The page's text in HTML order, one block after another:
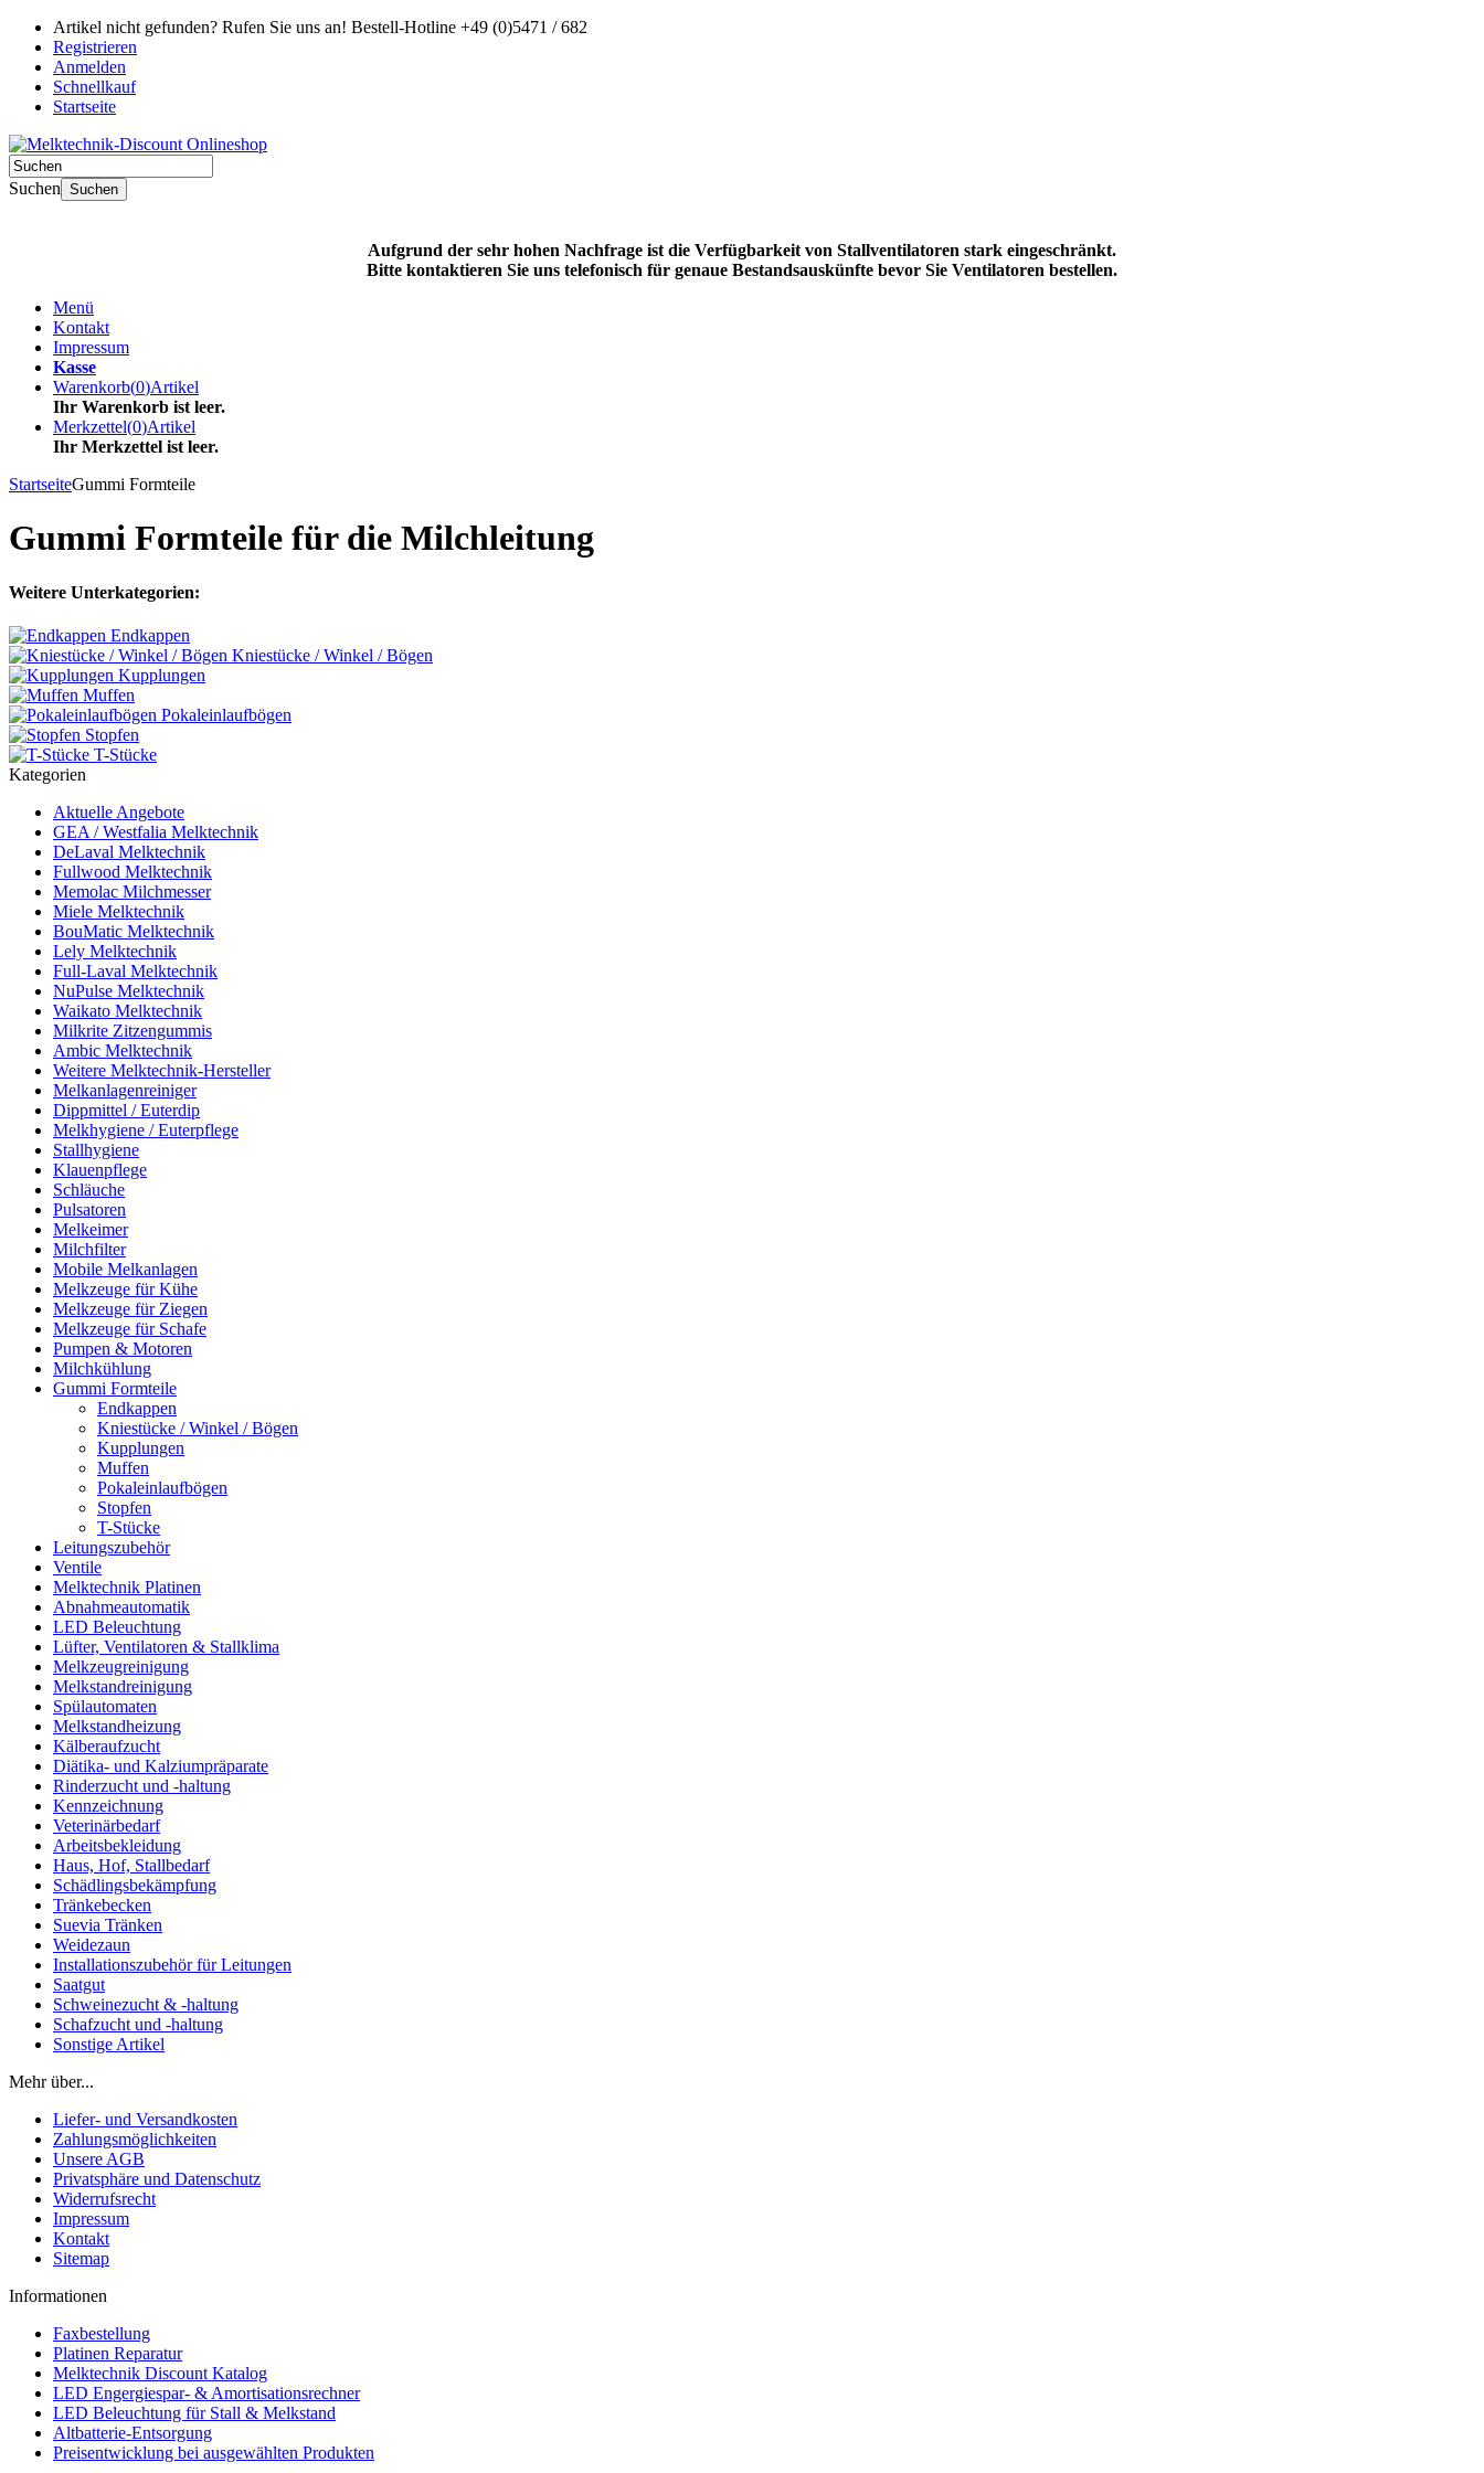
Artikel nicht gefunden? Rufen Sie uns an! Bestell-Hotline +49 (0)5471 / 682
Registrieren
Anmelden
Schnellkauf
Startseite
Suchen Suchen
Aufgrund der sehr hohen Nachfrage ist die Verfügbarkeit von Stallventilatoren stark eingeschränkt.
Bitte kontaktieren Sie uns telefonisch für genaue Bestandsauskünfte bevor Sie Ventilatoren bestellen.
Menü
Kontakt
Impressum
Kasse
Warenkorb(0)Artikel
Ihr Warenkorb ist leer.
Merkzettel(0)Artikel
Ihr Merkzettel ist leer.
StartseiteGummi Formteile
Gummi Formteile für die Milchleitung
Weitere Unterkategorien:
Endkappen
Kniestücke / Winkel / Bögen
Kupplungen
Muffen
Pokaleinlaufbögen
Stopfen
T-Stücke
Kategorien
Aktuelle Angebote
GEA / Westfalia Melktechnik
DeLaval Melktechnik
Fullwood Melktechnik
Memolac Milchmesser
Miele Melktechnik
BouMatic Melktechnik
Lely Melktechnik
Full-Laval Melktechnik
NuPulse Melktechnik
Waikato Melktechnik
Milkrite Zitzengummis
Ambic Melktechnik
Weitere Melktechnik-Hersteller
Melkanlagenreiniger
Dippmittel / Euterdip
Melkhygiene / Euterpflege
Stallhygiene
Klauenpflege
Schläuche
Pulsatoren
Melkeimer
Milchfilter
Mobile Melkanlagen
Melkzeuge für Kühe
Melkzeuge für Ziegen
Melkzeuge für Schafe
Pumpen & Motoren
Milchkühlung
Gummi Formteile
Endkappen
Kniestücke / Winkel / Bögen
Kupplungen
Muffen
Pokaleinlaufbögen
Stopfen
T-Stücke
Leitungszubehör
Ventile
Melktechnik Platinen
Abnahmeautomatik
LED Beleuchtung
Lüfter, Ventilatoren & Stallklima
Melkzeugreinigung
Melkstandreinigung
Spülautomaten
Melkstandheizung
Kälberaufzucht
Diätika- und Kalziumpräparate
Rinderzucht und -haltung
Kennzeichnung
Veterinärbedarf
Arbeitsbekleidung
Haus, Hof, Stallbedarf
Schädlingsbekämpfung
Tränkebecken
Suevia Tränken
Weidezaun
Installationszubehör für Leitungen
Saatgut
Schweinezucht & -haltung
Schafzucht und -haltung
Sonstige Artikel
Mehr über...
Liefer- und Versandkosten
Zahlungsmöglichkeiten
Unsere AGB
Privatsphäre und Datenschutz
Widerrufsrecht
Impressum
Kontakt
Sitemap
Informationen
Faxbestellung
Platinen Reparatur
Melktechnik Discount Katalog
LED Engergiespar- & Amortisationsrechner
LED Beleuchtung für Stall & Melkstand
Altbatterie-Entsorgung
Preisentwicklung bei ausgewählten Produkten